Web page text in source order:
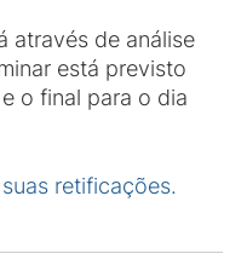
através de análise
está previsto
o final para o dia
retificações.